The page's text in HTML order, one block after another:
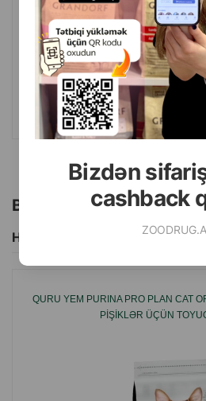
Bizdən
cashback
( Rəylər)
Çəki
14 kg
100.00
ALMAQ
Bu brendin başqa
Hamısını Gör
QURU YEM PURINA PRO PLAN CAT
PIŞIKLƏR ÜÇÜN